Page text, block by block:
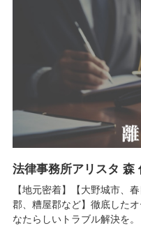
法律事務所アリスタ 森
【地元密着】【大野城市、
郡、糟屋郡など】徹底した
なたらしいトラブル解決を。